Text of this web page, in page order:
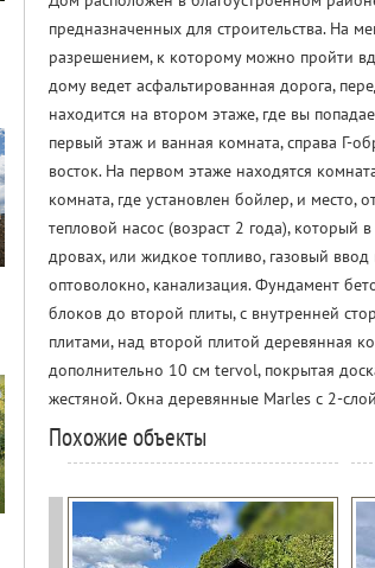
предназначенных для строительства. На
разрешением, к которому можно пройти
дому ведет асфальтированная дорога,
находится на втором этаже, где вы
первый этаж и ванная комната, справа Г-
восток. На первом этаже находятся
комната, где установлен бойлер, и место,
тепловой насос (возраст 2 года), который
дровах, или жидкое топливо, газовый
оптоволокно, канализация. Фундамент
блоков до второй плиты, с внутренней
плитами, над второй плитой деревянная
дополнительно 10 см tervol, покрытая
жестяной. Окна деревянные Marles с 2-
Похожие объекты